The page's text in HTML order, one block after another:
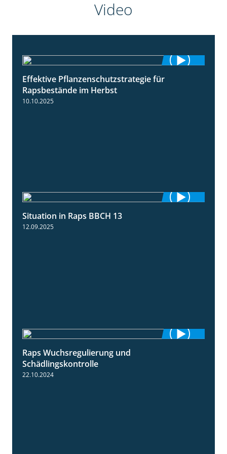
Video
Effektive Pflanzenschutzstrategie für
Rapsbestände im Herbst
10.10.2025
Situation in Raps BBCH 13
12.09.2025
Raps Wuchsregulierung und
Schädlingskontrolle
22.10.2024